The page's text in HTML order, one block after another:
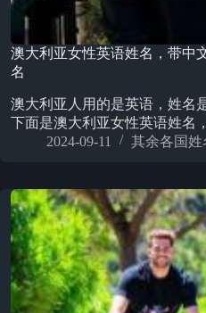
澳大利亚女性英语姓名，带中
名
澳大利亚人用的是英语，姓名
下面是澳大利亚女性英语姓名
2024-09-11
其余各国姓